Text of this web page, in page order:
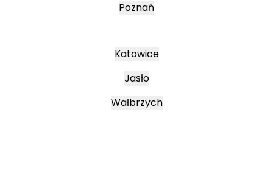
Poznań
Katowice
Jasło
Wałbrzych